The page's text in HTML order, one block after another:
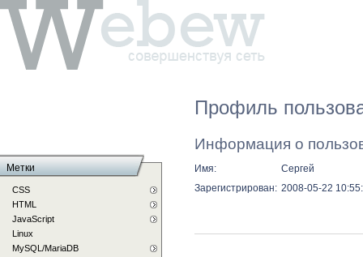
Профиль
Информация о
Имя:
Сергей
Зарегистрирован: 2008-05-22
Метки
CSS
HTML
JavaScript
Linux
MySQL/MariaDB